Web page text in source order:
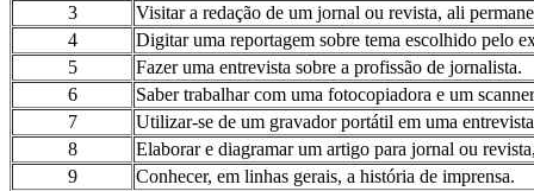
3
Visitar a redação de um jornal ou revista, ali
4
Digitar uma reportagem sobre tema escolhido pelo
5
Fazer uma entrevista sobre a profissão de jornalista.
6
Saber trabalhar com uma fotocopiadora e um
7
Utilizar-se de um gravador portátil em uma
8
Elaborar e diagramar um artigo para jornal ou
9
Conhecer, em linhas gerais, a história de imprensa.